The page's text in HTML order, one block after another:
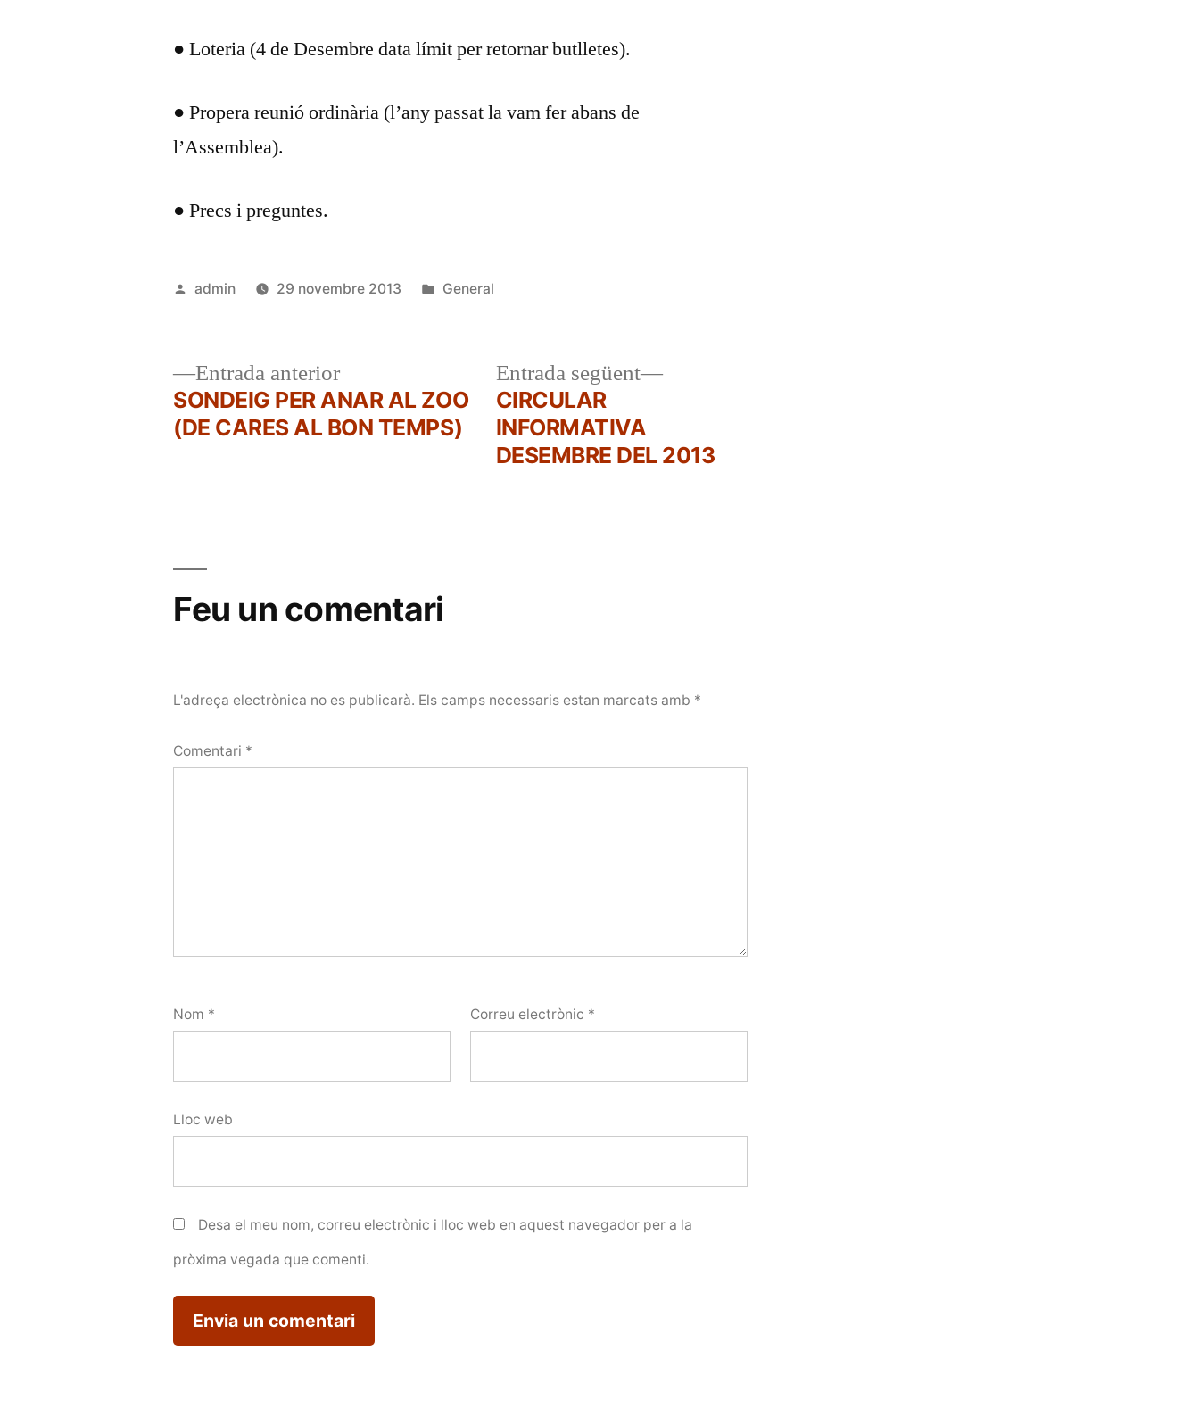
● Loteria (4 de Desembre data límit per retornar butlletes).
● Propera reunió ordinària (l’any passat la vam fer abans de
l’Assemblea).
● Precs i preguntes.
Publicat
admin 29 novembre 2013
Publicat
General
Navegació
Entrada anteriorEntrada
anterior:
SONDEIG PER ANAR AL ZOO
(DE CARES AL BON TEMPS)
Entrada següent
Entrada
CIRCULAR
INFORMATIVA
DESEMBRE DEL 2013
Feu un comentari
L'adreça electrònica no es publicarà. Els camps necessaris estan marcats amb *
Comentari *
Nom * Correu electrònic *
Lloc web
Desa el meu nom, correu electrònic i lloc web en aquest navegador per a la
pròxima vegada que comenti.